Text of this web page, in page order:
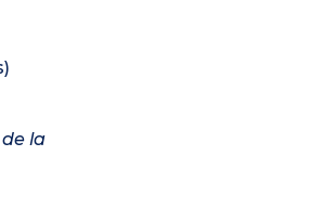
la